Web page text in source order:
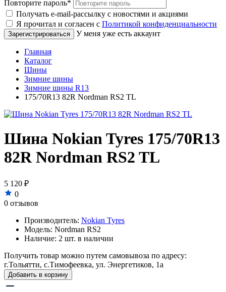
Повторите пароль*
Получать e-mail-рассылку с новостями и акциями
Я прочитал и согласен с Политикой конфиденциальности
У меня уже есть аккаунт
Главная
Каталог
Шины
Зимние шины
Зимние шины R13
175/70R13 82R Nordman RS2 TL
Шина Nokian Tyres 175/70R13
82R Nordman RS2 TL
5 120 ₽
0
0 отзывов
Производитель: Nokian Tyres
Модель: Nordman RS2
Наличие: 2 шт. в наличии
Получить товар можно путем самовывоза по адресу:
г.Тольятти, с.Тимофеевка, ул. Энергетиков, 1а
Добавить в корзину